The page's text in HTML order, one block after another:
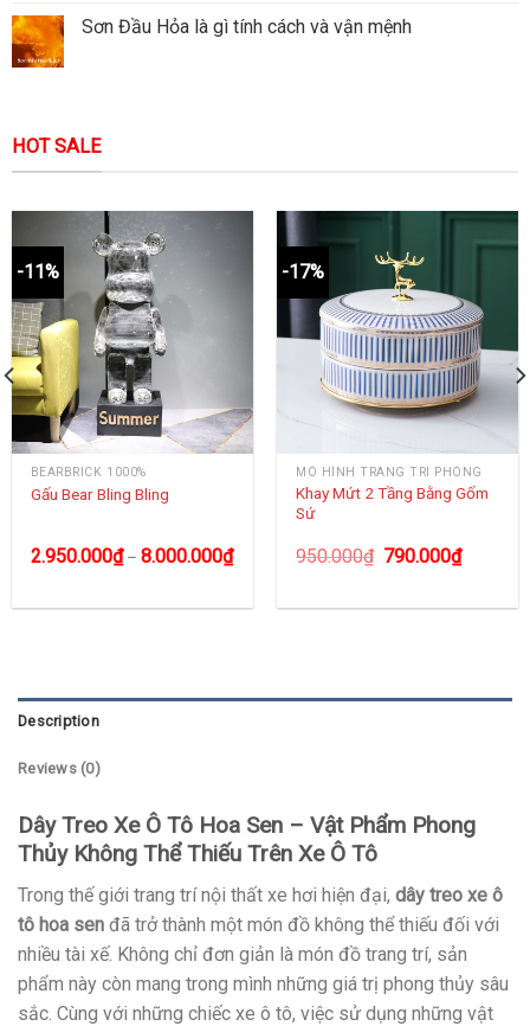
Sơn Đầu Hỏa là gì tính cách và vận mệnh
HOT SALE
-11%
BEARBRICK 1000%
Gấu Bear Bling Bling
2.950.000₫– 8.000.000₫
-17%
MÔ HÌNH TRANG TRÍ PHÒNG
Khay Mứt 2 Tầng Bằng Gốm
Sứ
950.000₫ 790.000₫
Description
Reviews (0)
Dây Treo Xe Ô Tô Hoa Sen – Vật Phẩm Phong
Thủy Không Thể Thiếu Trên Xe Ô Tô
Trong thế giới trang trí nội thất xe hơi hiện đại, dây treo xe ô
tô hoa sen đã trở thành một món đồ không thể thiếu đối với
nhiều tài xế. Không chỉ đơn giản là món đồ trang trí, sản
phẩm này còn mang trong mình những giá trị phong thủy sâu
sắc. Cùng với những chiếc xe ô tô, việc sử dụng những vật